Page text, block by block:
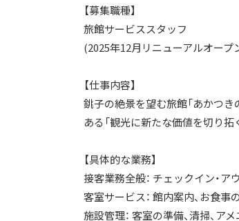
【募集職種】
旅館サービススタッフ
(2025年12月リニューアルオープ
【仕事内容】
銚子の絶景を望む旅館「あかつ
ある「観光に新たな価値を切り拓
【具体的な業務】
接客業務全般： チェックイン・ア
客室サービス： 館内案内、お食事の
施設管理： 客室の準備、清掃、ア